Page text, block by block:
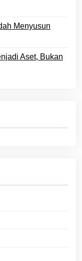
Menyusun
Aset, Bukan